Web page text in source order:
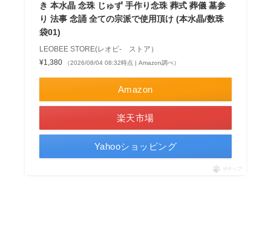
き 本水晶 念珠 じゅず 手作り念珠 葬式 葬儀 墓参
り 法事 念誦 全ての宗派で使用頂け (本水晶/数珠
袋01)
LEOBEE STORE(レオビ- ストア）
¥1,380
（2026/08/04 08:32時点 | Amazon調べ）
Amazon
楽天市場
Yahooショッピング
ポチップ